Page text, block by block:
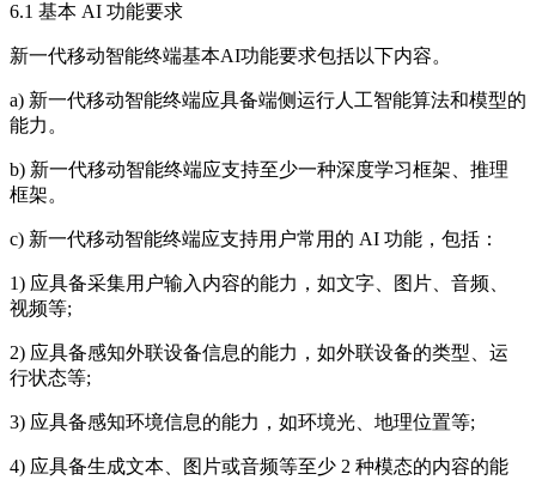
6.1 基本 AI 功能要求
新一代移动智能终端基本AI功能要求包括以下内容。
a) 新一代移动智能终端应具备端侧运行人工智能算法和模型的
能力。
b) 新一代移动智能终端应支持至少一种深度学习框架、推理
框架。
c) 新一代移动智能终端应支持用户常用的 AI 功能，包括：
1) 应具备采集用户输入内容的能力，如文字、图片、音频、
视频等;
2) 应具备感知外联设备信息的能力，如外联设备的类型、运
行状态等;
3) 应具备感知环境信息的能力，如环境光、地理位置等;
4) 应具备生成文本、图片或音频等至少 2 种模态的内容的能